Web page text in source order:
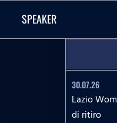
SPEAKER
30.07.26
Lazio
di ritiro